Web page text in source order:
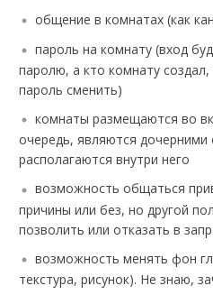
общение в комнатах (как
пароль на комнату (вход
паролю, а кто комнату
пароль сменить)
комнаты размещаются во
очередь, являются дочерними
располагаются внутри него
возможность общаться
причины или без, но другой
позволить или отказать в
возможность менять фон
текстура, рисунок). Не знаю,